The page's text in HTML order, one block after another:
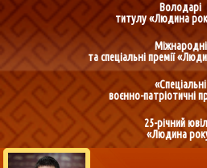
Володарі
титулу «Людина
Міжнародні
та спеціальні премії
«Спеціальні
воєнно-патріотичні
25-річний
«Людина